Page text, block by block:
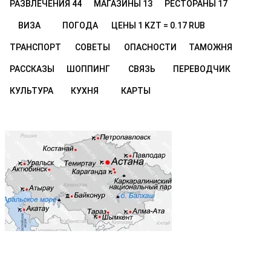
РАЗВЛЕЧЕНИЯ 44 МАГАЗИНЫ 13 РЕСТОРАНЫ 17
ВИЗА ПОГОДА ЦЕНЫ 1 KZT = 0.17 RUB
ТРАНСПОРТ СОВЕТЫ ОПАСНОСТИ ТАМОЖНЯ
РАССКАЗЫ ШОППИНГ СВЯЗЬ ПЕРЕВОДЧИК
КУЛЬТУРА КУХНЯ КАРТЫ